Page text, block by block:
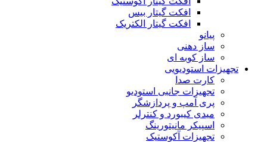
افکت گیتار بیس
افکت گیتار الکتریک
پیانو
ساز دهنی
ساز کوبه ای
تجهیزات استودیویی
کارت صدا
تجهیزات جانبی استودیو
پری آمپ و پردازشگر
میدی کیبورد و کنترلر
اسپیکر مانیتورینگ
تجهیزات آکوستیک